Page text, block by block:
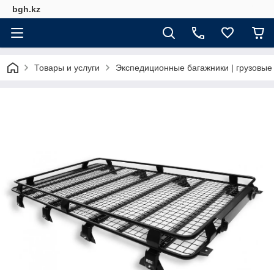
bgh.kz
Товары и услуги Экспедиционные багажники |